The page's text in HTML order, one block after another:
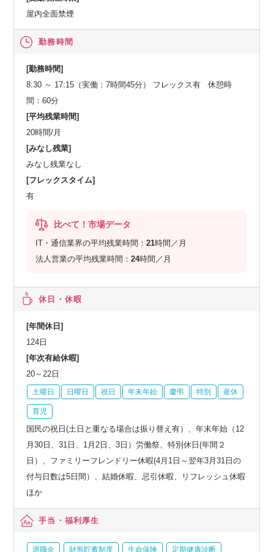
屋内全面禁煙
勤務時間
[勤務時間]
8:30 ～ 17:15（実働：7時間45分） フレックス有 休憩時
間：60分
[平均残業時間]
20時間/月
[みなし残業]
みなし残業なし
[フレックスタイム]
有
比べて！市場データ
IT・通信業界の平均残業時間：21時間／月
法人営業の平均残業時間：24時間／月
休日・休暇
[年間休日]
124日
[年次有給休暇]
20～22日
土曜日 日曜日 祝日 年末年始 慶弔 特別 産休
育児
国民の祝日(土日と重なる場合は振り替え有）、年末年始（12
月30日、31日、1月2日、3日）労働祭、特別休日(年間２
日）、ファミリーフレンドリー休暇(4月1日～翌年3月31日の
付与日数は5日間）、結婚休暇、忌引休暇、リフレッシュ休暇
ほか
手当・福利厚生
退職金 財形貯蓄制度 生命保険 定期健康診断